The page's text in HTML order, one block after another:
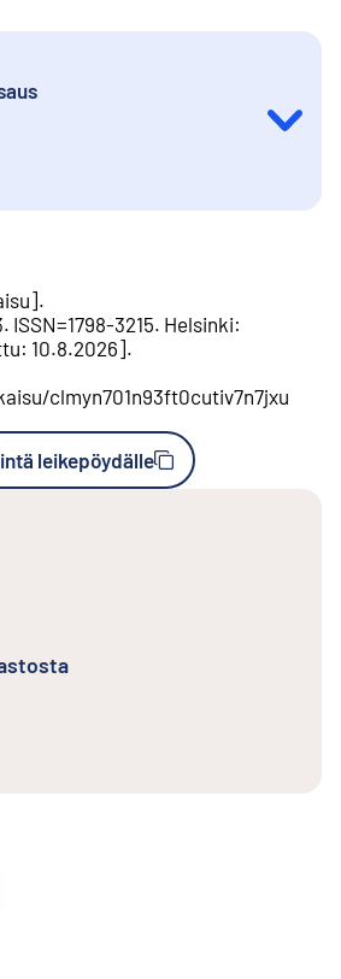
].
. ISSN=1798-3215. Helsinki:
: 10.8.2026].
clmyn701n93ft0cutiv7n7jxu
leikepöydälle